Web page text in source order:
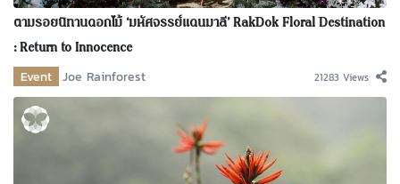
ตามรอยนิทานดอกไม้ ‘มหัศจรรย์แดนมาลี’ RakDok Floral Destination
: Return to Innocence
Event Joe Rainforest 21283 Views